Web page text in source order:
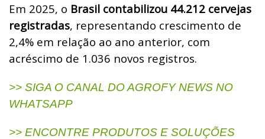
Em 2025, o Brasil contabilizou 44.212 cervejas
registradas, representando crescimento de
2,4% em relação ao ano anterior, com
acréscimo de 1.036 novos registros.
>> SIGA O CANAL DO AGROFY NEWS NO
WHATSAPP
>> ENCONTRE PRODUTOS E SOLUÇÕES